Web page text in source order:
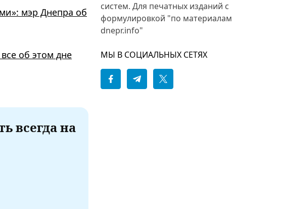
мэр Днепра об
об этом дне
всегда на
систем. Для печатных изданий с
формулировкой "по материалам
dnepr.info"
МЫ В СОЦИАЛЬНЫХ СЕТЯХ